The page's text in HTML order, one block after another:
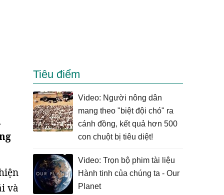
và
Tiêu điểm
Video: Người nông dân
mang theo "biệt đội chó" ra
cánh đồng, kết quả hơn 500
con chuột bị tiêu diệt!
Video: Trọn bộ phim tài liệu
Hành tinh của chúng ta - Our
Planet